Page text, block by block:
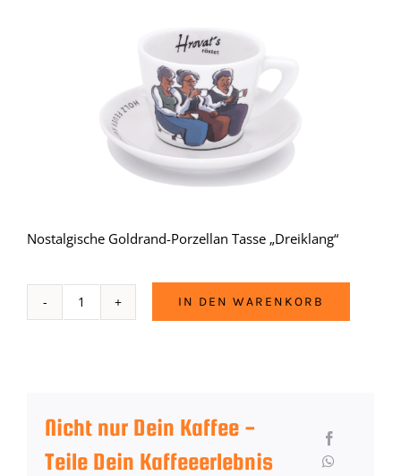
Nostalgische Goldrand-Porzellan Tasse „Dreiklang“
Tasse
IN DEN WARENKORB
Nicht nur Dein Kaffee -
Teile Dein Kaffeeerlebnis